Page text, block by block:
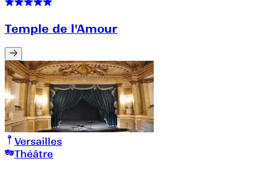
Temple de l'Amour
Versailles
Théâtre